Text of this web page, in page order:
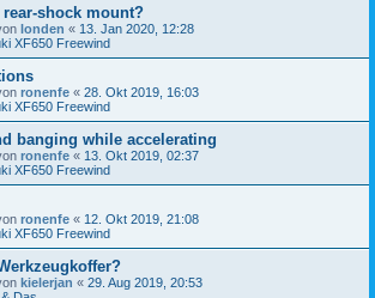
shock mount?
londen « 13. Jan 2020, 12:28
XF650 Freewind
ronenfe « 28. Okt 2019, 16:03
XF650 Freewind
banging while accelerating
ronenfe « 13. Okt 2019, 02:37
XF650 Freewind
ronenfe « 12. Okt 2019, 21:08
XF650 Freewind
kielerjan « 29. Aug 2019, 20:53